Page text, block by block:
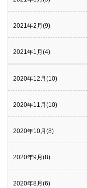
2021年2月(9)
2021年1月(4)
2020年12月(10)
2020年11月(10)
2020年10月(8)
2020年9月(8)
2020年8月(6)